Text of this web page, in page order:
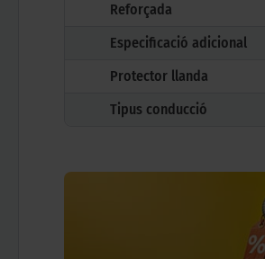
Reforçada
Especificació adicional
Protector llanda
Tipus conducció